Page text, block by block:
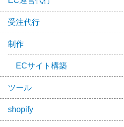
受注代行
制作
ECサイト構築
ツール
shopify